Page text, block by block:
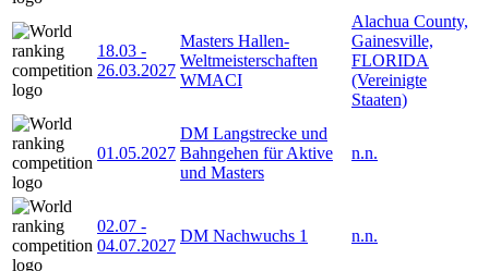
18.03 -
26.03.2027
Masters Hallen-
Weltmeisterschaften
WMACI
Alachua County,
Gainesville,
FLORIDA
(Vereinigte
Staaten)
01.05.2027
DM Langstrecke und
Bahngehen für Aktive
und Masters
n.n.
02.07 -
04.07.2027
DM Nachwuchs 1 n.n.